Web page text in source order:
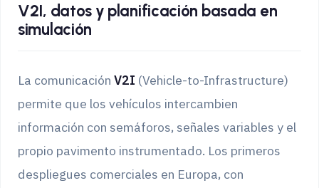
V2I, datos y planificación basada en
simulación
La comunicación V2I (Vehicle-to-Infrastructure)
permite que los vehículos intercambien
información con semáforos, señales variables y el
propio pavimento instrumentado. Los primeros
despliegues comerciales en Europa, con